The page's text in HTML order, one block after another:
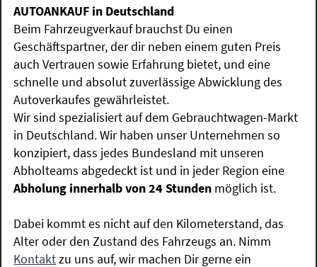
AUTOANKAUF in Deutschland
Beim Fahrzeugverkauf brauchst Du einen
Geschäftspartner, der dir neben einem guten Preis
auch Vertrauen sowie Erfahrung bietet, und eine
schnelle und absolut zuverlässige Abwicklung des
Autoverkaufes gewährleistet.
Wir sind spezialisiert auf dem Gebrauchtwagen-Markt
in Deutschland. Wir haben unser Unternehmen so
konzipiert, dass jedes Bundesland mit unseren
Abholteams abgedeckt ist und in jeder Region eine
Abholung innerhalb von 24 Stunden möglich ist.
Dabei kommt es nicht auf den Kilometerstand, das
Alter oder den Zustand des Fahrzeugs an. Nimm
Kontaktzu uns auf, wir machen Dir gerne ein